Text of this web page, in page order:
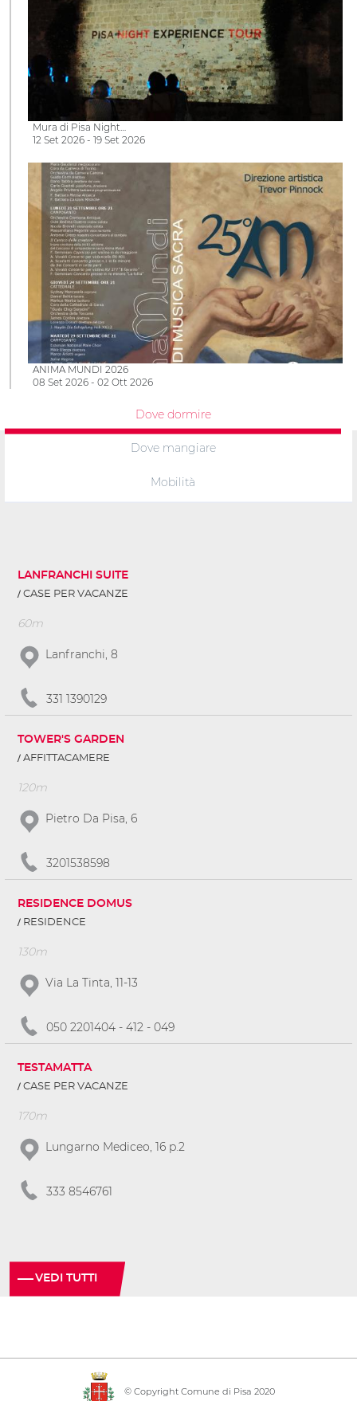
Mura di Pisa Night…
12 Set 2026 - 19 Set 2026
ANIMA MUNDI 2026
08 Set 2026 - 02 Ott 2026
Dove dormire
Dove mangiare
Mobilità
LANFRANCHI SUITE
CASE PER VACANZE
60m
Lanfranchi, 8
331 1390129
TOWER'S GARDEN
AFFITTACAMERE
120m
Pietro Da Pisa, 6
3201538598
RESIDENCE DOMUS
RESIDENCE
130m
Via La Tinta, 11-13
050 2201404 - 412 - 049
TESTAMATTA
CASE PER VACANZE
170m
Lungarno Mediceo, 16 p.2
333 8546761
VEDI TUTTI
© Copyright Comune di Pisa 2020